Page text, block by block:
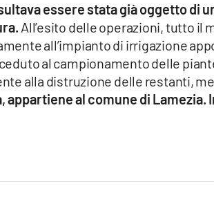
essere stata già oggetto di
All’esito delle operazioni, tutto il
all’impianto di irrigazione
al campionamento delle
alla distruzione delle restanti,
al comune di Lamezia.